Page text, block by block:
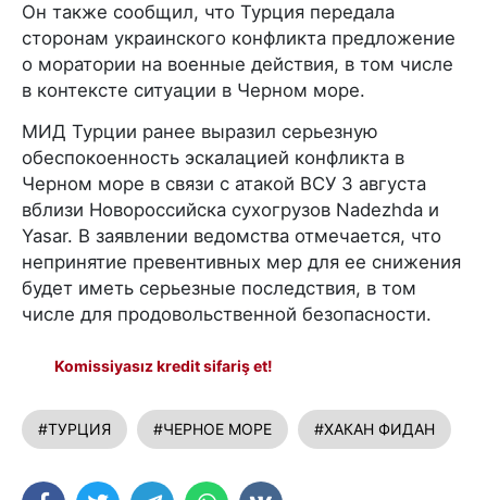
Он также сообщил, что Турция передала
сторонам украинского конфликта предложение
о моратории на военные действия, в том числе
в контексте ситуации в Черном море.
МИД Турции ранее выразил серьезную
обеспокоенность эскалацией конфликта в
Черном море в связи с атакой ВСУ 3 августа
вблизи Новороссийска сухогрузов Nadezhda и
Yasar. В заявлении ведомства отмечается, что
непринятие превентивных мер для ее снижения
будет иметь серьезные последствия, в том
числе для продовольственной безопасности.
Komissiyasız kredit sifariş et!
#ТУРЦИЯ #ЧЕРНОЕ МОРЕ #ХАКАН ФИДАН